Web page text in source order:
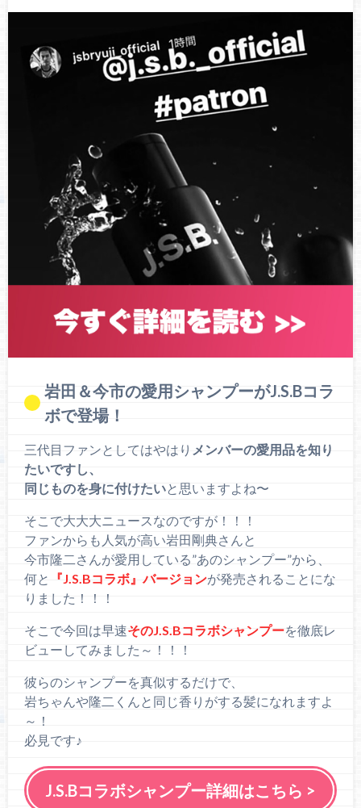
岩田＆今市の愛用シャンプーがJ.S.Bコラ
ボで登場！
三代目ファンとしてはやはり メンバーの愛用品を知り
たいですし、
同じものを身に付けたいと思いますよね〜
そこで大大大ニュースなのですが！！！
ファンからも人気が高い岩田剛典さんと
今市隆二さんが愛用している”あのシャンプー”から、
何と
『J.S.Bコラボ』バージョンが発売されることにな
りました！！！
そこで今回は早速そのJ.S.Bコラボシャンプーを徹底レ
ビューしてみました～！！！
彼らのシャンプーを真似するだけで、
岩ちゃんや隆二くんと同じ香りがする髪になれますよ
～！
必見です♪
J.S.Bコラボシャンプー詳細はこちら >